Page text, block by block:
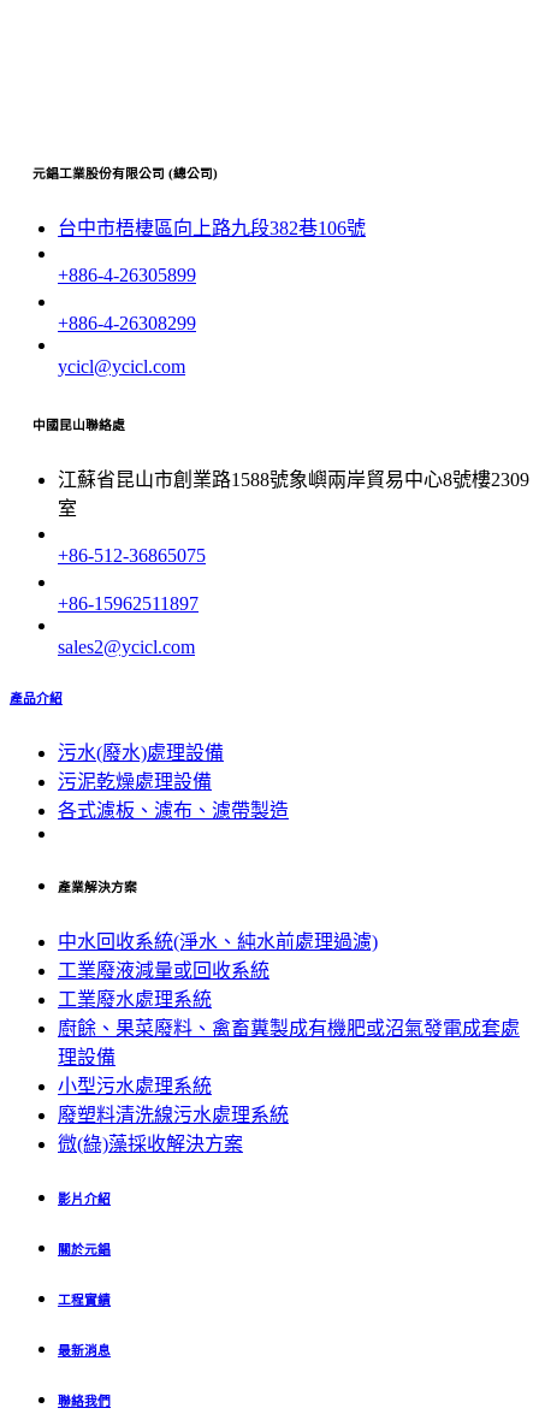
元錩工業股份有限公司 (總公司)
台中市梧棲區向上路九段382巷106號
+886-4-26305899
+886-4-26308299
ycicl@ycicl.com
中國昆山聯絡處
江蘇省昆山市創業路1588號象嶼兩岸貿易中心8號樓2309
室
+86-512-36865075
+86-15962511897
sales2@ycicl.com
產品介紹
污水(廢水)處理設備
污泥乾燥處理設備
各式濾板、濾布、濾帶製造
產業解決方案
中水回收系統(淨水、純水前處理過濾)
工業廢液減量或回收系統
工業廢水處理系統
廚餘、果菜廢料、禽畜糞製成有機肥或沼氣發電成套處
理設備
小型污水處理系統
廢塑料清洗線污水處理系統
微(綠)藻採收解決方案
影片介紹
關於元錩
工程實績
最新消息
聯絡我們